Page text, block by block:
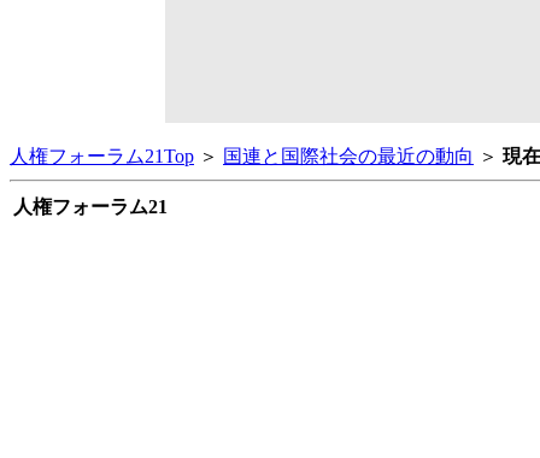
人権フォーラム21Top ＞ 国連と国際社会の最近の動向 ＞ 現
人権フォーラム21